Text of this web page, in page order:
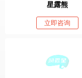
星露熊
立即咨询